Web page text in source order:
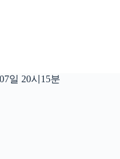
일 20시15분